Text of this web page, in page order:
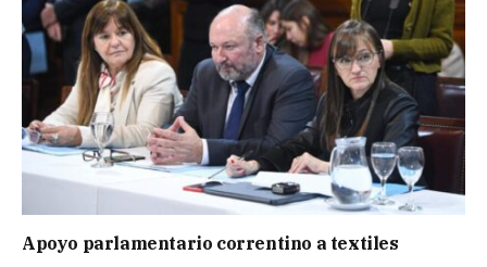
Apoyo parlamentario correntino a textiles